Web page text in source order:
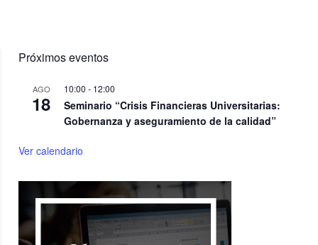
Próximos eventos
AGO
18
10:00 - 12:00
Seminario “Crisis Financieras Universitarias:
Gobernanza y aseguramiento de la calidad”
Ver calendario